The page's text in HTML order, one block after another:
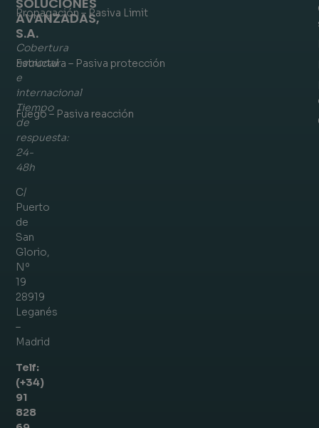
AVANZADAS,
S.A.
Cobertura
nacional
e
internacional
Tiempo
de
respuesta:
24-
48h
C/
Puerto
de
San
Glorio,
Nº
19
28919
Leganés
–
Madrid
Telf:
(+34)
91
828
Propagación – Pasiva Limit
Estructura – Pasiva protección
Fuego – Pasiva reacción